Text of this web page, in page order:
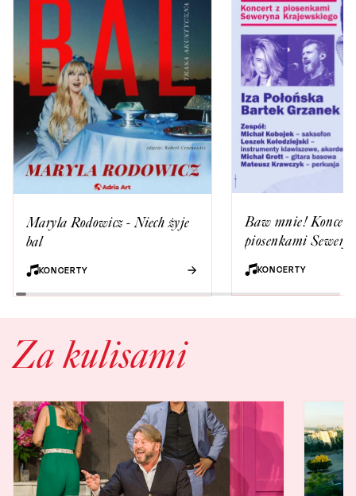
Maryla Rodowicz - Niech żyje
bal
KONCERTY
Baw mnie! Koncert
piosenkami
Krajewskiego
KONCERTY
Za kulisami